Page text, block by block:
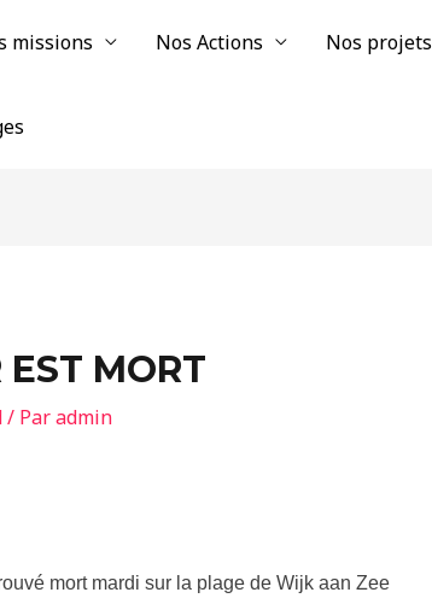
missions Nos Actions Nos projets
MORT
/ Paradmin
mort mardi sur la plage de Wijk aan Zee